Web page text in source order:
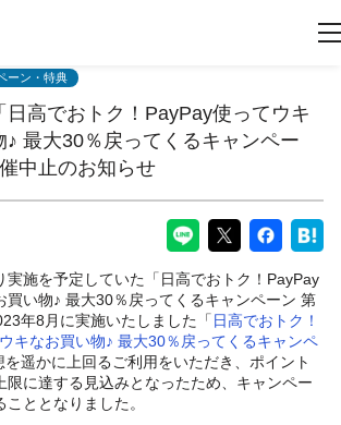
ーン・特典
日高でおトク！PayPay使ってウキ
♪ 最大30％戻ってくるキャンペー
中止のお知らせ
実施を予定していた「日高でおトク！PayPay
買い物♪ 最大30％戻ってくるキャンペーン 第
年8月に実施いたしました「 日高でおトク！
キなお買い物♪ 最大30％戻ってくるキャンペ
を遥かに上回るご利用をいただき、ポイント
限に達する見込みとなったため、キャンペー
ととなりました。